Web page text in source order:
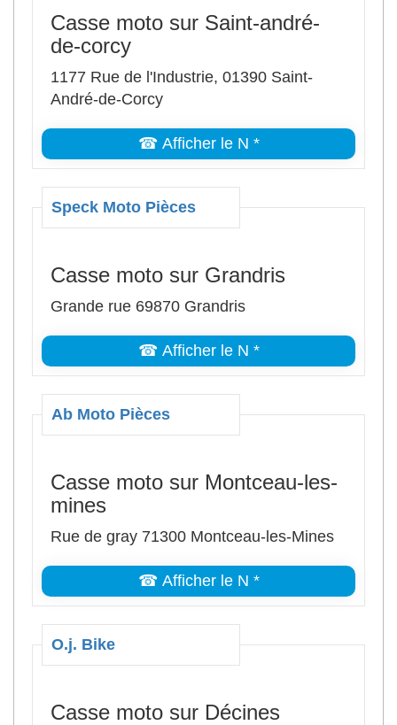
Casse moto sur Saint-andré-
de-corcy
1177 Rue de l'Industrie, 01390 Saint-
André-de-Corcy
☎ Afficher le N *
Speck Moto Pièces
Casse moto sur Grandris
Grande rue 69870 Grandris
☎ Afficher le N *
Ab Moto Pièces
Casse moto sur Montceau-les-
mines
Rue de gray 71300 Montceau-les-Mines
☎ Afficher le N *
O.j. Bike
Casse moto sur Décines